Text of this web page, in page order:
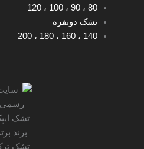
80، 90، 100 ، 120
تشک دونفره
140 ، 160 ، 180 ، 200